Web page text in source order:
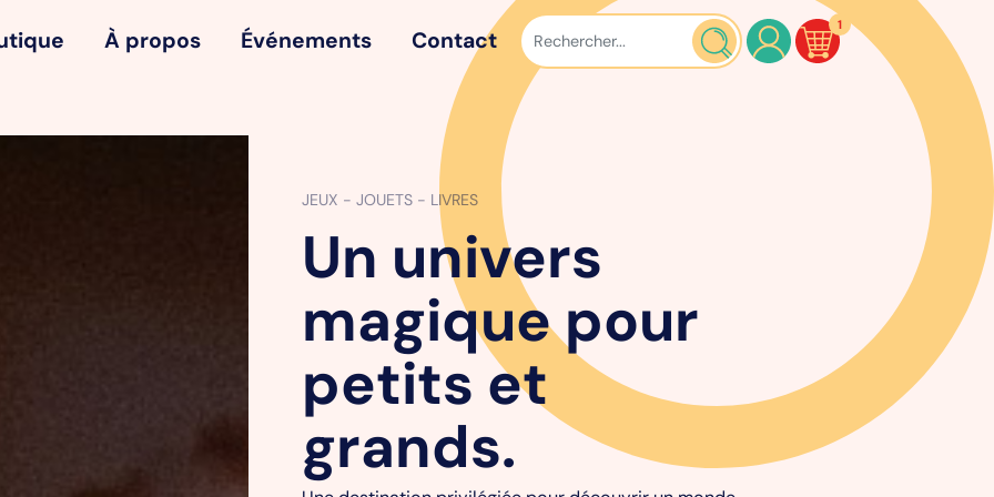
À propos Événements Contact
1
JEUX - JOUETS - LIVRES
Un univers
magique pour
petits et
grands.